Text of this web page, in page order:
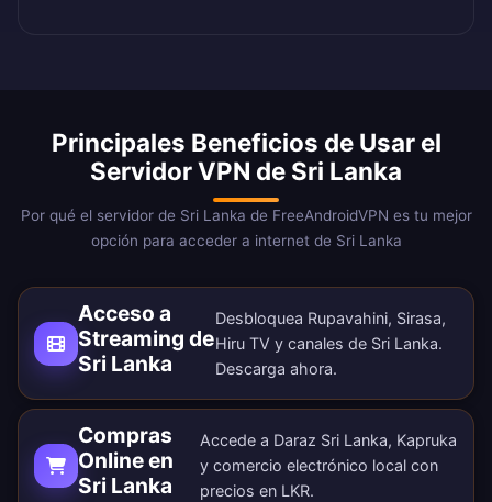
Principales Beneficios de Usar el
Servidor VPN de Sri Lanka
Por qué el servidor de Sri Lanka de FreeAndroidVPN es tu mejor
opción para acceder a internet de Sri Lanka
Acceso a
Streaming de
Sri Lanka
Desbloquea Rupavahini, Sirasa,
Hiru TV y canales de Sri Lanka.
Descarga ahora.
Compras
Online en
Sri Lanka
Accede a Daraz Sri Lanka, Kapruka
y comercio electrónico local con
precios en LKR.